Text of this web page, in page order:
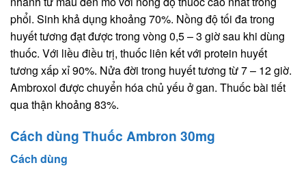
phổi. Sinh khả dụng khoảng 70%. Nồng độ tối đa trong
huyết tương đạt được trong vòng 0,5 – 3 giờ sau khi dùng
thuốc. Với liều điều trị, thuốc liên kết với protein huyết
tương xấp xỉ 90%. Nửa đời trong huyết tương từ 7 – 12 giờ.
Ambroxol được chuyển hóa chủ yếu ở gan. Thuốc bài tiết
qua thận khoảng 83%.
Cách dùng Thuốc Ambron 30mg
Cách dùng